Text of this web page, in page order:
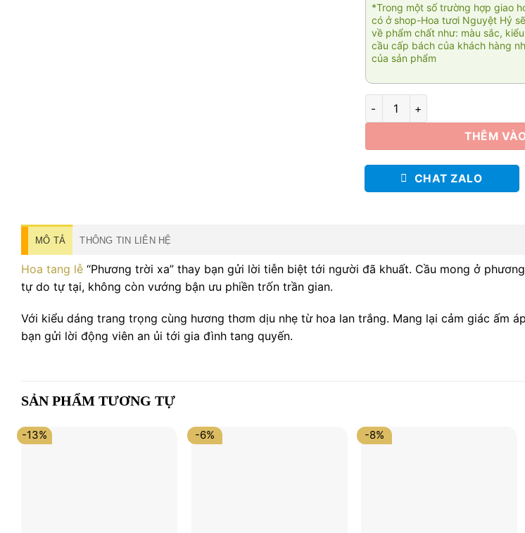
*Trong một số trường hợp giao
có ở shop-Hoa tươi Nguyệt Hỷ
về phẩm chất như: màu sắc,
cầu cấp bách của khách hàng
của sản phẩm
Phương trời xa số lượng
THÊM
CHAT ZALO
MÔ TẢ THÔNG TIN LIÊN HỆ
Hoa tang lễ “Phương trời xa” thay bạn gửi lời tiễn biệt tới người đã khuất. Cầu mong ở
tự do tự tại, không còn vướng bận ưu phiền trốn trần gian.
Với kiểu dáng trang trọng cùng hương thơm dịu nhẹ từ hoa lan trắng. Mang lại cảm giác ấm
bạn gửi lời động viên an ủi tới gia đình tang quyến.
SẢN PHẨM TƯƠNG TỰ
-13% -6% -8%